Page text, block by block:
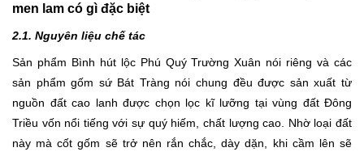
men lam có gì đặc biệt
2.1. Nguyên liệu chế tác
Sản phẩm Bình hút lộc Phú Quý Trường Xuân nói riêng và các
sản phẩm gốm sứ Bát Tràng nói chung đều được sản xuất từ
nguồn đất cao lanh được chọn lọc kĩ lưỡng tại vùng đất Đông
Triều vốn nổi tiếng với sự quý hiếm, chất lượng cao. Nhờ loại đất
này mà cốt gốm sẽ trở nên rắn chắc, dày dặn, khi cầm lên sẽ